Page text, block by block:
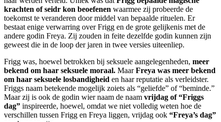
krachten of seidr kon beoefenen waarmee zij probeerde de
toekomst te veranderen door middel van bepaalde rituelen. Er
bestaat enige verwarring over Frigg en de grote gelijkenis met de
andere godin Freya. Zij zouden in feite dezelfde godin kunnen zijn
geweest die in de loop der jaren in twee versies uiteenliep.
Frigg was, hoewel betrokken bij seksuele aangelegenheden, meer
bekend om haar seksuele moraal. MaarFreya was meer bekend
om haar seksuele losbandigheid en haar reputatie als verleidster.
Friggs naam betekende mogelijk zoiets als “geliefde” of “beminde.”
Maar zij is ook de godin wier naam de naam vrijdag of “Friggs
dag” inspireerde, hoewel, omdat we niet volledig weten hoe de
verschillen tussen Frigg en Freya liggen, vrijdag ook “Freya’s dag”